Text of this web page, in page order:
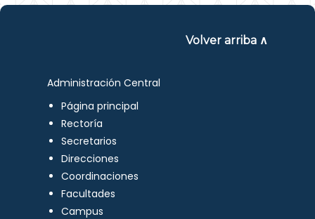
Volver arriba ∧
Administración Central
Página principal
Rectoría
Secretarios
Direcciones
Coordinaciones
Facultades
Campus